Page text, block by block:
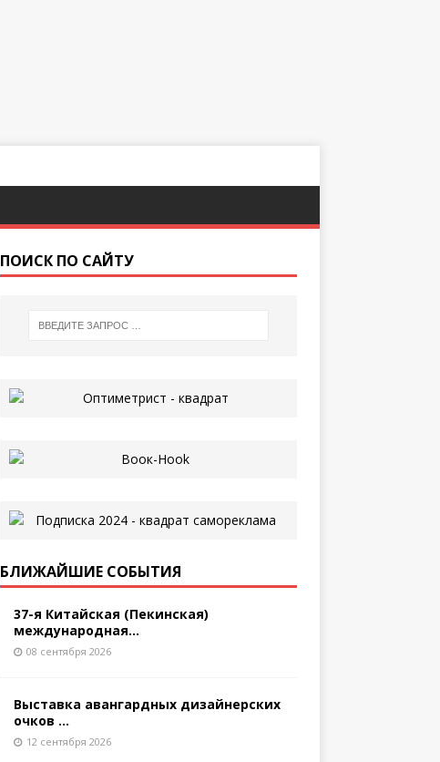
ПОИСК ПО САЙТУ
БЛИЖАЙШИЕ СОБЫТИЯ
37-я Китайская (Пекинская)
международная...
08 сентября 2026
Выставка авангардных дизайнерских
очков ...
12 сентября 2026